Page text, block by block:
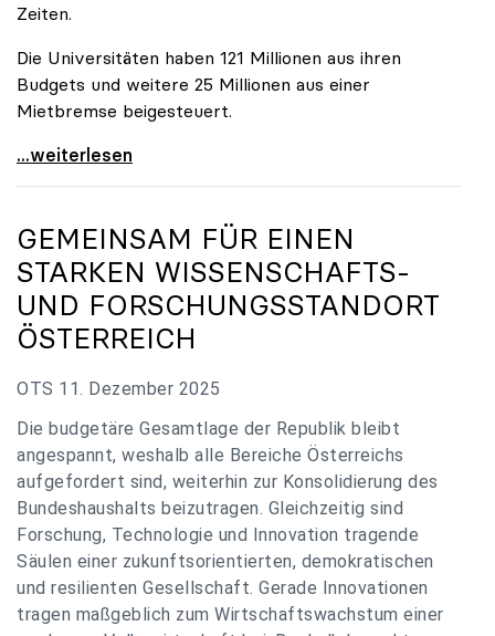
Zeiten.
Die Universitäten haben 121 Millionen aus ihren
Budgets und weitere 25 Millionen aus einer
Mietbremse beigesteuert.
„Verzögerung unverständlich“: Universitäten
...weiterlesen
GEMEINSAM FÜR EINEN
STARKEN WISSENSCHAFTS-
UND FORSCHUNGSSTANDORT
ÖSTERREICH
OTS 11. Dezember 2025
Die budgetäre Gesamtlage der Republik bleibt
angespannt, weshalb alle Bereiche Österreichs
aufgefordert sind, weiterhin zur Konsolidierung des
Bundeshaushalts beizutragen. Gleichzeitig sind
Forschung, Technologie und Innovation tragende
Säulen einer zukunftsorientierten, demokratischen
und resilienten Gesellschaft. Gerade Innovationen
tragen maßgeblich zum Wirtschaftswachstum einer